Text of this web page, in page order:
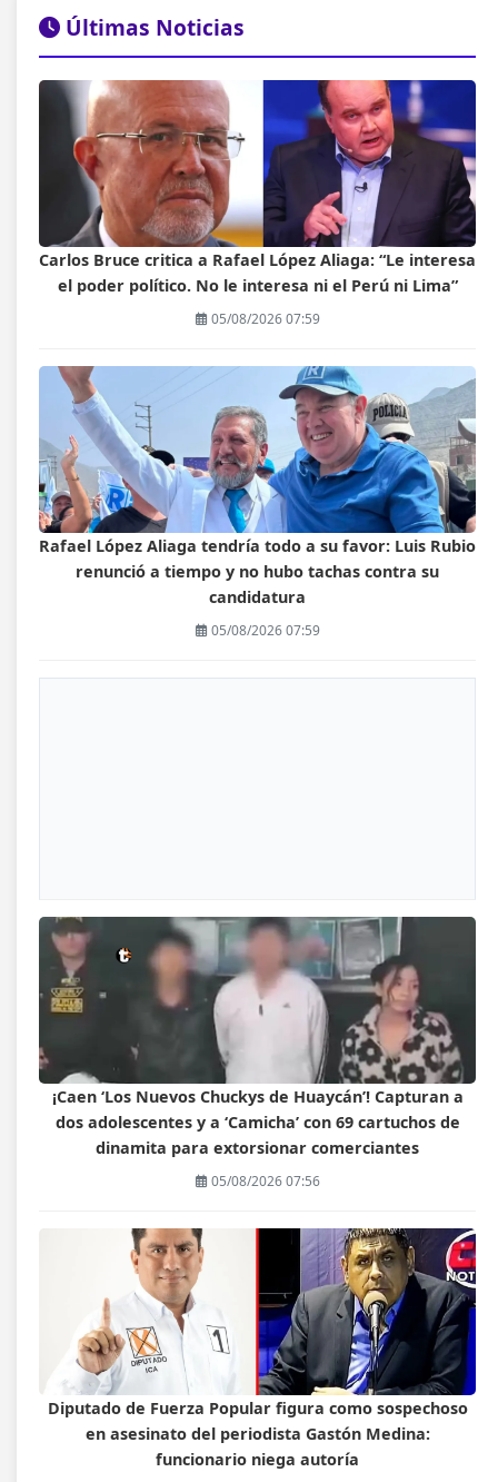
Últimas Noticias
Carlos Bruce critica a Rafael López Aliaga: “Le interesa
el poder político. No le interesa ni el Perú ni Lima”
05/08/2026 07:59
Rafael López Aliaga tendría todo a su favor: Luis Rubio
renunció a tiempo y no hubo tachas contra su
candidatura
05/08/2026 07:59
¡Caen ‘Los Nuevos Chuckys de Huaycán’! Capturan a
dos adolescentes y a ‘Camicha’ con 69 cartuchos de
dinamita para extorsionar comerciantes
05/08/2026 07:56
Diputado de Fuerza Popular figura como sospechoso
en asesinato del periodista Gastón Medina:
funcionario niega autoría